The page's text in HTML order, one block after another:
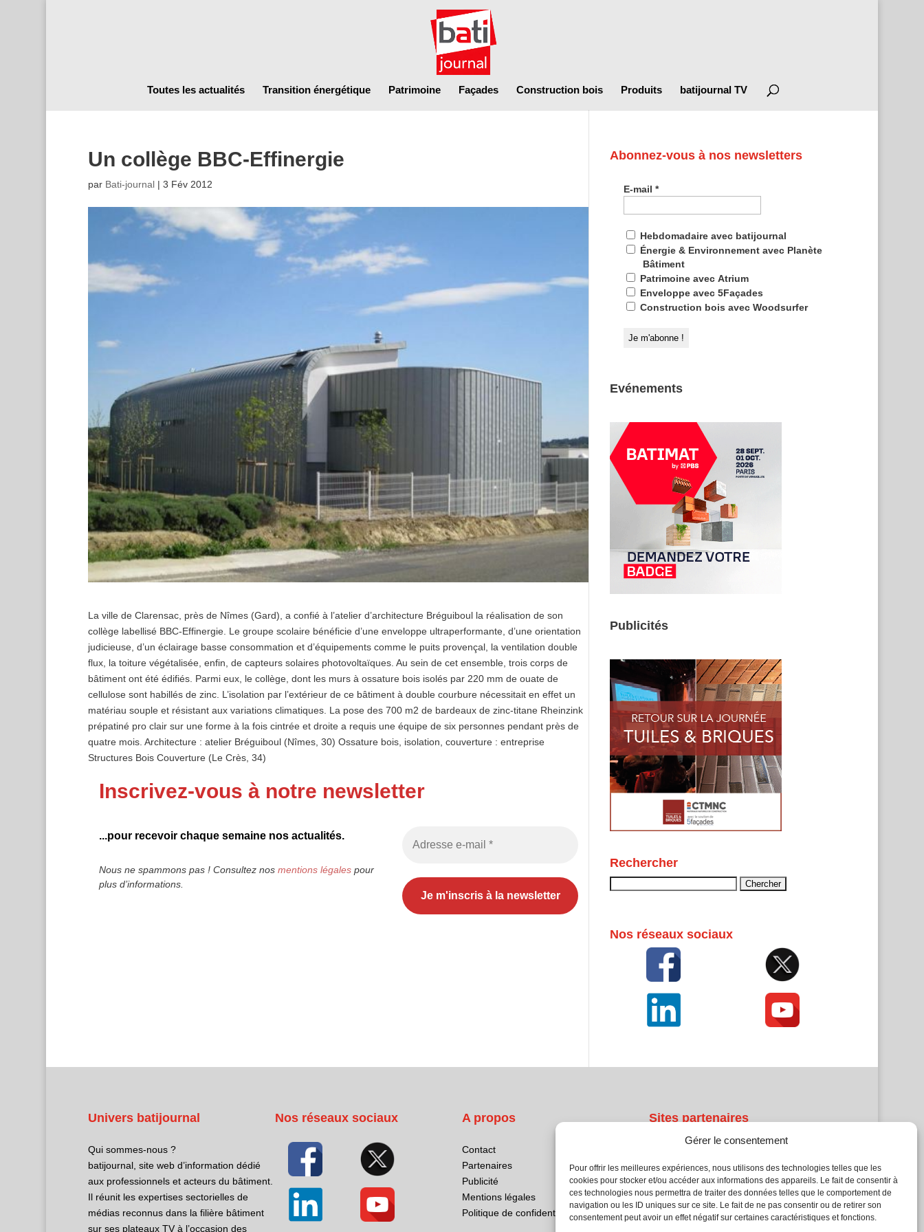
Gérer le consentement
Pour offrir les meilleures expériences, nous utilisons des technologies telles que les
cookies pour stocker et/ou accéder aux informations des appareils. Le fait de consentir à
ces technologies nous permettra de traiter des données telles que le comportement de
navigation ou les ID uniques sur ce site. Le fait de ne pas consentir ou de retirer son
consentement peut avoir un effet négatif sur certaines caractéristiques et fonctions.
Toutes les actualités Transition énergétique Patrimoine Façades Construction bois Produits batijournal TV
Un collège BBC-Effinergie
par Bati-journal| 3 Fév 2012
La ville de Clarensac, près de Nîmes (Gard), a confié à l’atelier d’architecture Bréguiboul la réalisation de son
collège labellisé BBC-Effinergie. Le groupe scolaire bénéficie d’une enveloppe ultraperformante, d’une orientation
judicieuse, d’un éclairage basse consommation et d’équipements comme le puits provençal, la ventilation double
flux, la toiture végétalisée, enfin, de capteurs solaires photovoltaïques. Au sein de cet ensemble, trois corps de
bâtiment ont été édifiés. Parmi eux, le collège, dont les murs à ossature bois isolés par 220 mm de ouate de
cellulose sont habillés de zinc. L’isolation par l’extérieur de ce bâtiment à double courbure nécessitait en effet un
matériau souple et résistant aux variations climatiques. La pose des 700 m2 de bardeaux de zinc-titane Rheinzink
prépatiné pro clair sur une forme à la fois cintrée et droite a requis une équipe de six personnes pendant près de
quatre mois. Architecture : atelier Bréguiboul (Nîmes, 30) Ossature bois, isolation, couverture : entreprise
Structures Bois Couverture (Le Crès, 34)
Inscrivez-vous à notre newsletter
...pour recevoir chaque semaine nos actualités.
Nous ne spammons pas ! Consultez nos mentions légalespour
plus d’informations.
Abonnez-vous à nos newsletters
E-mail*
Hebdomadaire avec batijournal
Énergie & Environnement avec Planète
Bâtiment
Patrimoine avec Atrium
Enveloppe avec 5Façades
Construction bois avec Woodsurfer
Evénements
Publicités
Rechercher
Nos réseaux sociaux
Univers batijournal
Qui sommes-nous ?
batijournal, site web d’information dédié
aux professionnels et acteurs du bâtiment.
Il réunit les expertises sectorielles de
médias reconnus dans la filière bâtiment
sur ses plateaux TV à l’occasion des
Nos réseaux sociaux A propos
Contact
Partenaires
Publicité
Mentions légales
Politique de confidentialité
Sites partenaires
Atrium Patrimoine
Kiosque 21
L'Atelier Bois
Planète Bâtiment